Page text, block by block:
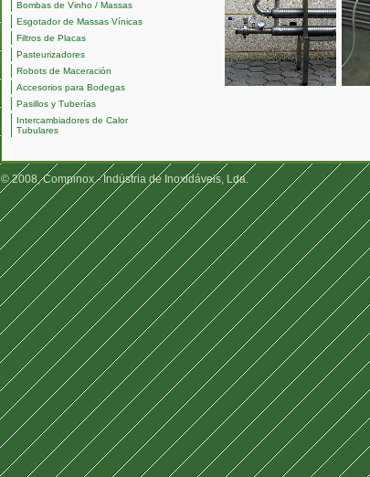
Bombas de Vinho / Massas
Esgotador de Massas Vínicas
Filtros de Placas
Pasteurizadores
Robots de Maceración
Accesorios para Bodegas
Pasillos y Tuberías
Intercambiadores de Calor
Tubulares
© 2008, Compinox - Indústria de Inoxidáveis, Lda.